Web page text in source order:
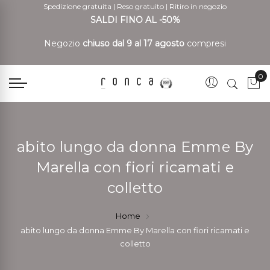
Spedizione gratuita | Reso gratuito | Ritiro in negozio
SALDI FINO AL -50%
Negozio chiuso dal 9 al 17 agosto compresi
0
abito lungo da donna Emme By
Marella con fiori ricamati e
colletto
Home
abito lungo da donna Emme By Marella con fiori ricamati e
colletto